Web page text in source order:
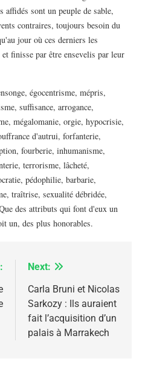
affidés sont un peuple de sable,
contraires, toujours besoin du
jour où ces derniers les
finisse par être ensevelis par leur
égocentrisme, mépris,
suffisance, arrogance,
mégalomanie, orgie, hypocrisie,
d'autrui, forfanterie,
fourberie, inhumanisme,
terrorisme, lâcheté,
pédophilie, barbarie,
traîtrise, sexualité débridée,
des attributs qui font d'eux un
un, des plus honorables.
Next:
Carla Bruni et Nicolas
Sarkozy : Ils auraient
fait l’acquisition d’un
palais à Marrakech